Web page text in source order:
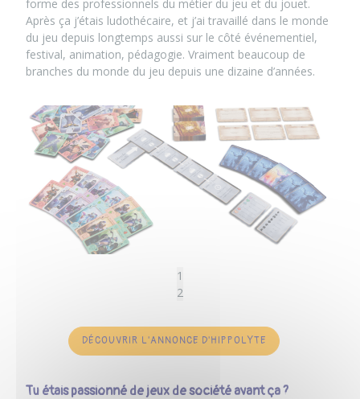
forme des professionnels du métier du jeu et du jouet.
Après ça j’étais ludothécaire, et j’ai travaillé dans le monde
du jeu depuis longtemps aussi sur le côté événementiel,
festival, animation, pédagogie. Vraiment beaucoup de
branches du monde du jeu depuis une dizaine d’années.
1
2
DÉCOUVRIR L'ANNONCE D'HIPPOLYTE
Tu étais passionné de jeux de société avant ça ?